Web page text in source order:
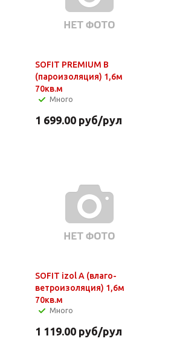
SOFIT PREMIUM В
(пароизоляция) 1,6м
70кв.м
Много
1 699.00руб/рул
SOFIT izol А (влаго-
ветроизоляция) 1,6м
70кв.м
Много
1 119.00руб/рул